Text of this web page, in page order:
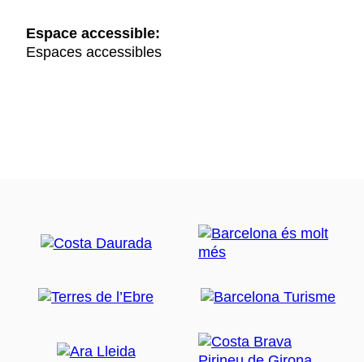
Espace accessible:
Espaces accessibles